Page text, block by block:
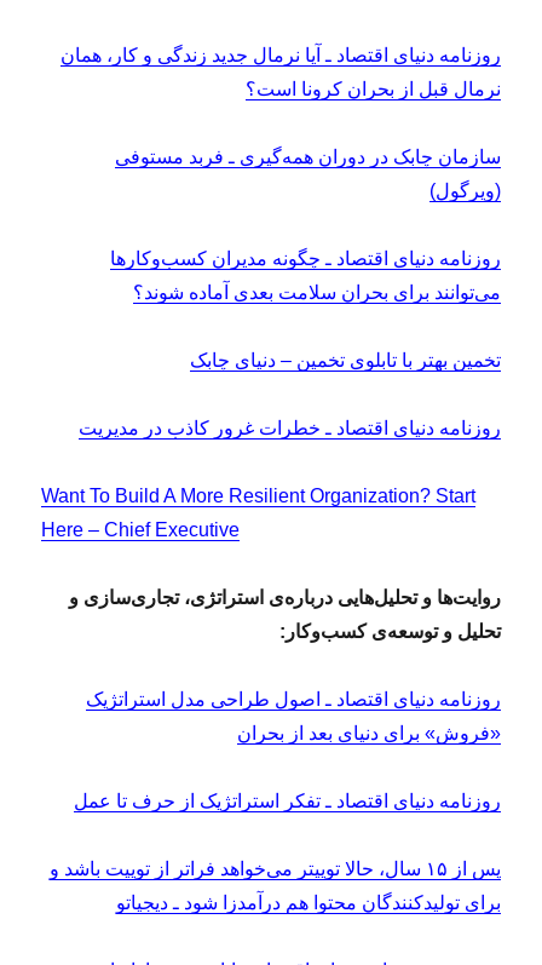
روزنامه دنیای اقتصاد ـ آیا نرمال جدید زندگی و کار، همان
نرمال قبل از بحران کرونا است؟
سازمان چابک در دوران همه‌گیری ـ فربد مستوفی
(ویرگول)
روزنامه دنیای اقتصاد ـ چگونه مدیران کسب‌وکارها
می‌توانند برای بحران سلامت بعدی آماده شوند؟
تخمین بهتر با تابلوی تخمین – دنیای چابک
روزنامه دنیای اقتصاد ـ خطرات غرور کاذب در مدیریت
Want To Build A More Resilient Organization? Start
Here – Chief Executive
روایت‌ها و تحلیل‌هایی درباره‌ی استراتژی، تجاری‌سازی و
تحلیل و توسعه‌ی کسب‌وکار:
روزنامه دنیای اقتصاد ـ اصول طراحی مدل استراتژیک
«فروش» برای دنیای بعد از بحران
روزنامه دنیای اقتصاد ـ تفکر استراتژیک از حرف تا عمل
پس از ۱۵ سال، حالا توییتر می‌خواهد فراتر از توییت باشد و
برای تولیدکنندگان محتوا هم درآمدزا شود ـ دیجیاتو